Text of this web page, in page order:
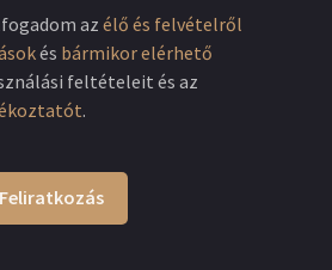
az élő és felvételről
és bármikor elérhető
feltételeit és az
.
Feliratkozás